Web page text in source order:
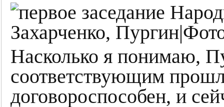
Насколько я понимаю,
соответствующим
договороспособен, и